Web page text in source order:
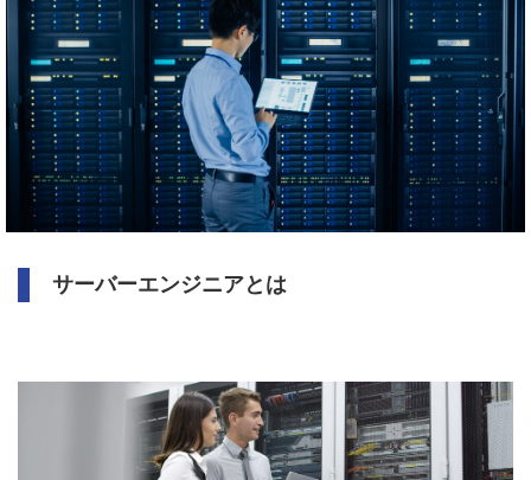
サーバーエンジニアとは